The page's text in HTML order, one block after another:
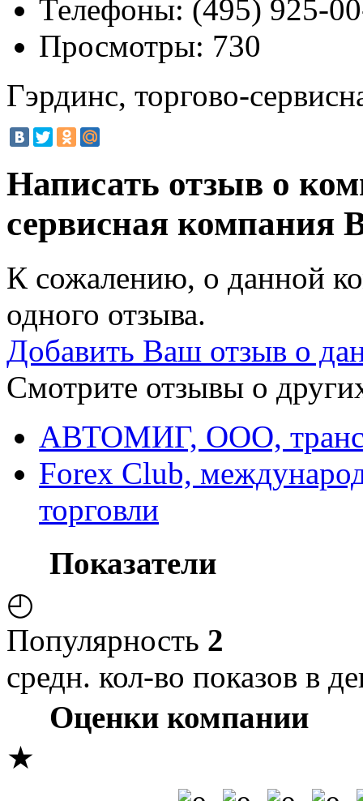
Телефоны: (495) 925-
Просмотры: 730
Гэрдинс, торгово-
Написать отзыв о
сервисная компания
К сожалению, о данной
одного отзыва.
Добавить Ваш отзыв о
Смотрите отзывы о
АВТОМИГ, ООО,
Forex Club,
торговли
Показатели
◴
Популярность 2
средн. кол-во показов в
Оценки компании
★